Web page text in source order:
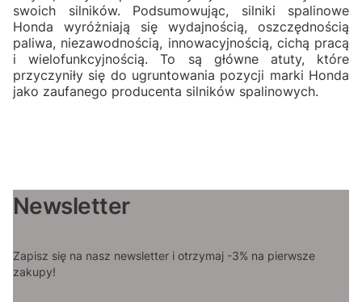
swoich silników. Podsumowując, silniki spalinowe
Honda wyróżniają się wydajnością, oszczędnością
paliwa, niezawodnością, innowacyjnością, cichą pracą
i wielofunkcyjnością. To są główne atuty, które
przyczyniły się do ugruntowania pozycji marki Honda
jako zaufanego producenta silników spalinowych.
Newsletter
Zapisz się na nasz newsletter i otrzymaj -3% na pierwsze
zakupy!